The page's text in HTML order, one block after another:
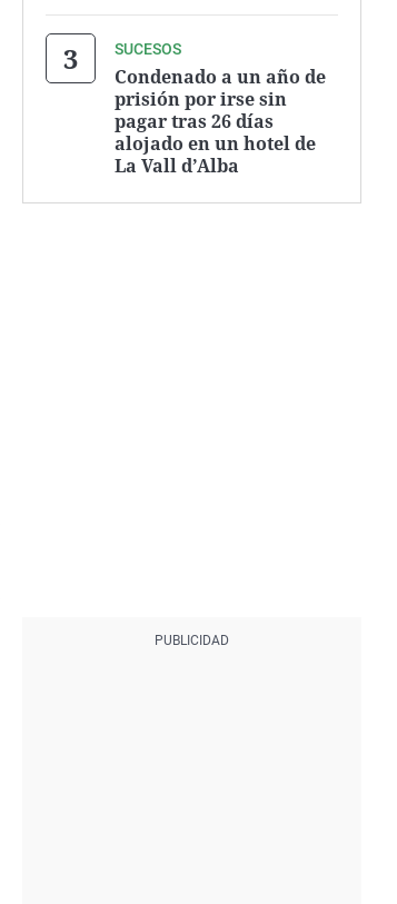
SUCESOS
Condenado a un año de
prisión por irse sin
pagar tras 26 días
alojado en un hotel de
La Vall d’Alba